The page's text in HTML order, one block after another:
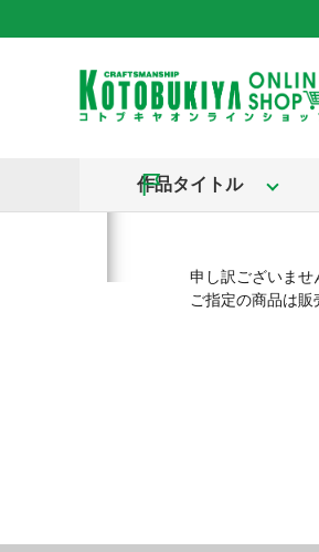
作品タイトル
申し訳ございませ
ご指定の商品は販